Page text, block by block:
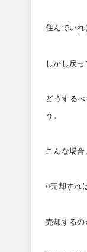
住んでいれ
しかし戻
どうする
う。
こんな場
○売却すれ
売却するの